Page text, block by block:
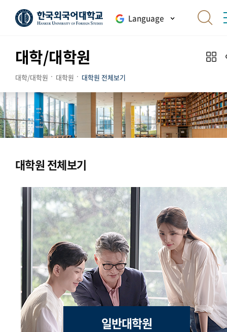
Language
대학/대학원
대학/대학원 대학원 대학원 전체보기
대학원 전체보기
일반대학원